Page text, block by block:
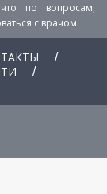
по вопросам,
с врачом.